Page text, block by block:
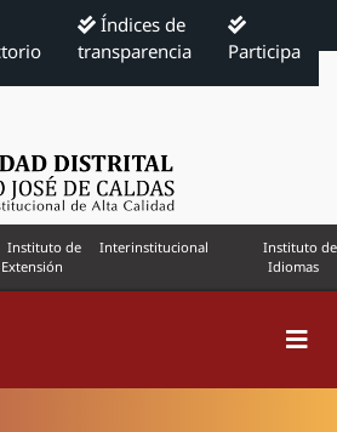
Índices de
transparencia
Participa
Instituto de
Extensión
Interinstitucional
Instituto de
Idiomas